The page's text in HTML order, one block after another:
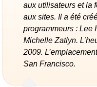
aux utilisateurs et la
aux sites. Il a été
programmeurs : Lee
Michelle Zatlyn.
2009.
San Francisco.